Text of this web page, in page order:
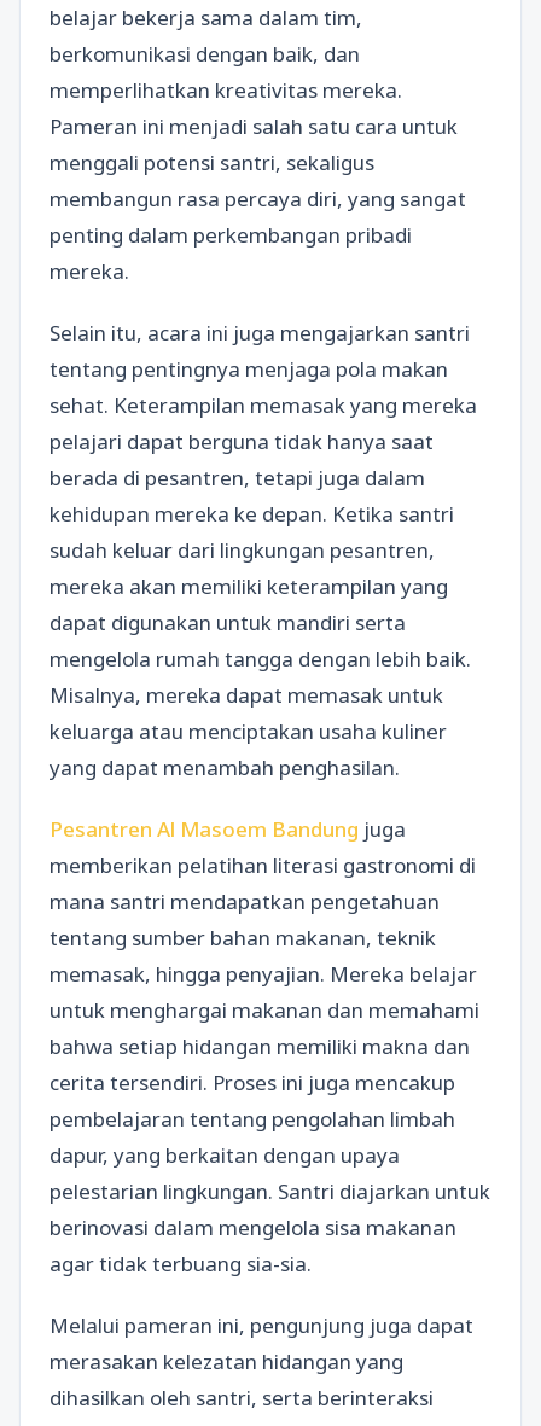
belajar bekerja sama dalam tim,
berkomunikasi dengan baik, dan
memperlihatkan kreativitas mereka.
Pameran ini menjadi salah satu cara untuk
menggali potensi santri, sekaligus
membangun rasa percaya diri, yang sangat
penting dalam perkembangan pribadi
mereka.
Selain itu, acara ini juga mengajarkan santri
tentang pentingnya menjaga pola makan
sehat. Keterampilan memasak yang mereka
pelajari dapat berguna tidak hanya saat
berada di pesantren, tetapi juga dalam
kehidupan mereka ke depan. Ketika santri
sudah keluar dari lingkungan pesantren,
mereka akan memiliki keterampilan yang
dapat digunakan untuk mandiri serta
mengelola rumah tangga dengan lebih baik.
Misalnya, mereka dapat memasak untuk
keluarga atau menciptakan usaha kuliner
yang dapat menambah penghasilan.
Pesantren Al Masoem Bandung juga
memberikan pelatihan literasi gastronomi di
mana santri mendapatkan pengetahuan
tentang sumber bahan makanan, teknik
memasak, hingga penyajian. Mereka belajar
untuk menghargai makanan dan memahami
bahwa setiap hidangan memiliki makna dan
cerita tersendiri. Proses ini juga mencakup
pembelajaran tentang pengolahan limbah
dapur, yang berkaitan dengan upaya
pelestarian lingkungan. Santri diajarkan untuk
berinovasi dalam mengelola sisa makanan
agar tidak terbuang sia-sia.
Melalui pameran ini, pengunjung juga dapat
merasakan kelezatan hidangan yang
dihasilkan oleh santri, serta berinteraksi